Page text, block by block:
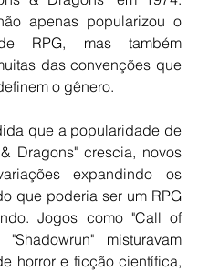
apenas popularizou o
RPG, mas também
das convenções que
o gênero.
Dragons" crescia, novos
expandindo os
que poderia ser um RPG
Jogos como "Call of
misturavam
horror e ficção científica,